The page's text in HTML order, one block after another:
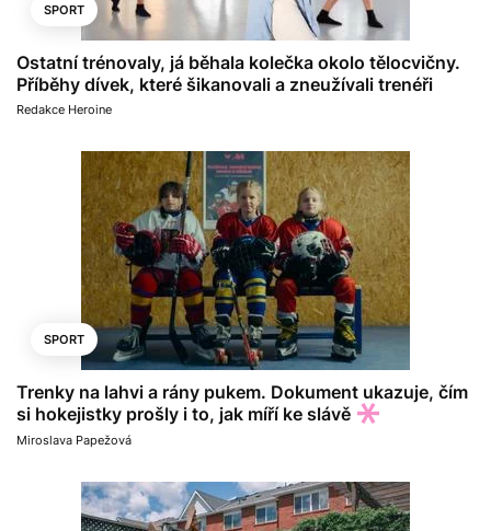
SPORT
Ostatní trénovaly, já běhala kolečka okolo tělocvičny.
Příběhy dívek, které šikanovali a zneužívali trenéři
Redakce Heroine
SPORT
Trenky na lahvi a rány pukem. Dokument ukazuje, čím
si hokejistky prošly i to, jak míří ke slávě
Miroslava Papežová